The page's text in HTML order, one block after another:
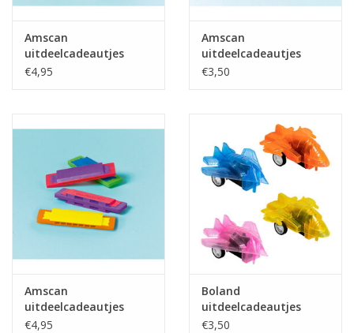
Amscan
uitdeelcadeautjes
sport fluitjes 12 stuks
€4,95
Amscan
uitdeelcadeautjes
tollen 12 stuks
€3,50
Amscan
uitdeelcadeautjes
harmonica’s 12 stuks
€4,95
Boland
uitdeelcadeautjes
terugtrek straaljagers
€3,50